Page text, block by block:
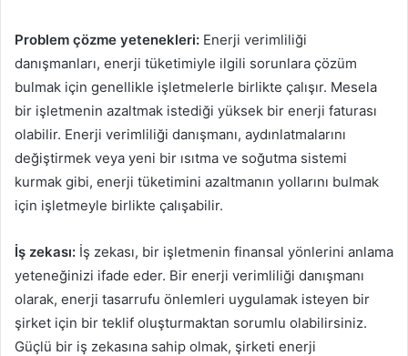
Problem çözme yetenekleri: Enerji verimliliği
danışmanları, enerji tüketimiyle ilgili sorunlara çözüm
bulmak için genellikle işletmelerle birlikte çalışır. Mesela
bir işletmenin azaltmak istediği yüksek bir enerji faturası
olabilir. Enerji verimliliği danışmanı, aydınlatmalarını
değiştirmek veya yeni bir ısıtma ve soğutma sistemi
kurmak gibi, enerji tüketimini azaltmanın yollarını bulmak
için işletmeyle birlikte çalışabilir.
İş zekası: İş zekası, bir işletmenin finansal yönlerini anlama
yeteneğinizi ifade eder. Bir enerji verimliliği danışmanı
olarak, enerji tasarrufu önlemleri uygulamak isteyen bir
şirket için bir teklif oluşturmaktan sorumlu olabilirsiniz.
Güçlü bir iş zekasına sahip olmak, şirketi enerji